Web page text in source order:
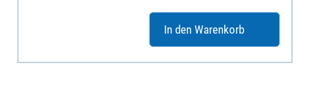
In den Warenkorb